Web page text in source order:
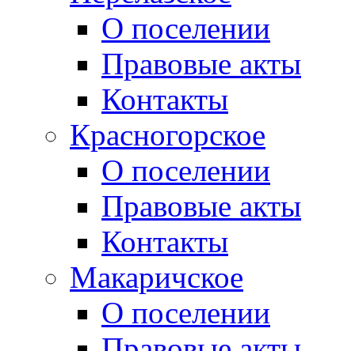
О поселении
Правовые акты
Контакты
Красногорское
О поселении
Правовые акты
Контакты
Макаричское
О поселении